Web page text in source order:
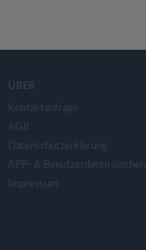
ÜBER
Kontaktanfrage
AGB
Datenschutzerklärung
APP- & Benutzerdaten löschen
Impressum
i
o
n